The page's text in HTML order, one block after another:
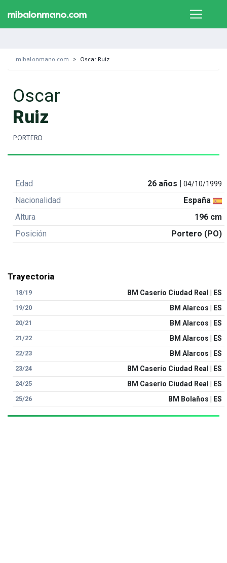
mibalonmano.com Oscar Ruiz
Oscar
Ruiz
PORTERO
Edad 26 años |04/10/1999
Nacionalidad
España
Altura
196 cm
Posición
Portero (PO)
Trayectoria
18/19 BM Caserío Ciudad Real | ES
19/20 BM Alarcos | ES
20/21 BM Alarcos | ES
21/22 BM Alarcos | ES
22/23 BM Alarcos | ES
23/24 BM Caserío Ciudad Real | ES
24/25 BM Caserío Ciudad Real | ES
25/26 BM Bolaños | ES